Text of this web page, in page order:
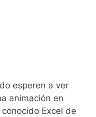
esperen a ver
animación en
Excel de